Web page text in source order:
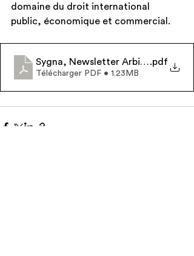
domaine du droit international
public, économique et commercial.
Sygna, Newsletter Arbitration, 2nd
.pdf
Télécharger PDF • 1.23MB